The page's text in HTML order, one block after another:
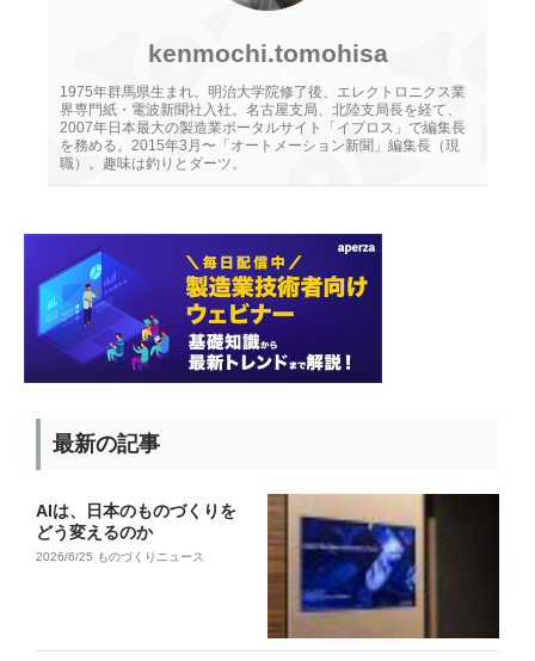
kenmochi.tomohisa
1975年群馬県生まれ。明治大学院修了後、エレクトロニクス業
界専門紙・電波新聞社入社。名古屋支局、北陸支局長を経て、
2007年日本最大の製造業ポータルサイト「イプロス」で編集長
を務める。2015年3月〜「オートメーション新聞」編集長（現
職）。趣味は釣りとダーツ。
最新の記事
AIは、日本のものづくりを
どう変えるのか
2026/6/25 ものづくりニュース